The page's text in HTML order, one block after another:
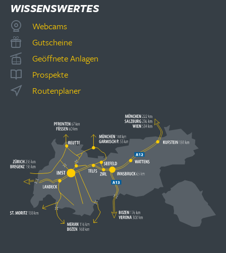
WISSENSWERTES
Webcams
Gutscheine
Geöffnete Anlagen
Prospekte
Routenplaner